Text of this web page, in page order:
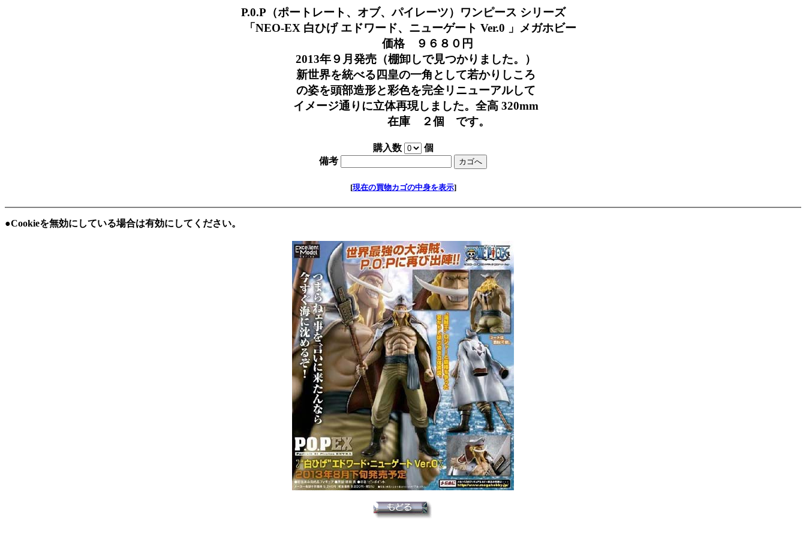
P.0.P（ポートレート、オブ、パイレーツ）ワンピース シリーズ
「NEO-EX 白ひげ エドワード、ニューゲート Ver.0 」メガホビー
価格 ９６８０円
2013年９月発売（棚卸しで見つかりました。）
新世界を統べる四皇の一角として若かりしころ
の姿を頭部造形と彩色を完全リニューアルして
イメージ通りに立体再現しました。全高 320mm
在庫 ２個 です。
購入数
個
備考
[現在の買物カゴの中身を表示]
●Cookieを無効にしている場合は有効にしてください。